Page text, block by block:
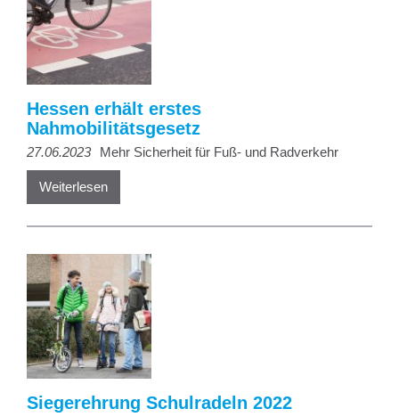
Hessen erhält erstes
Nahmobilitätsgesetz
27.06.2023 Mehr Sicherheit für Fuß- und Radverkehr
Weiterlesen
Siegerehrung Schulradeln 2022